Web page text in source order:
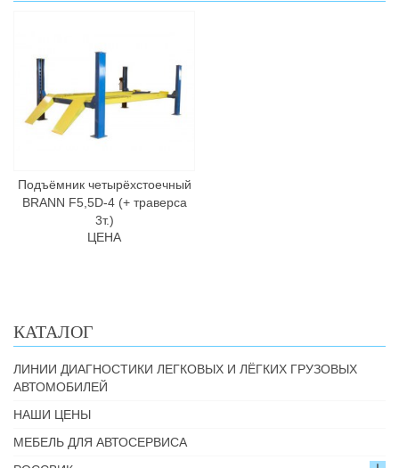
Подъёмник четырёхстоечный
BRANN F5,5D-4 (+ траверса
3т.)
ЦЕНА
КАТАЛОГ
ЛИНИИ ДИАГНОСТИКИ ЛЕГКОВЫХ И ЛЁГКИХ ГРУЗОВЫХ
АВТОМОБИЛЕЙ
НАШИ ЦЕНЫ
МЕБЕЛЬ ДЛЯ АВТОСЕРВИСА